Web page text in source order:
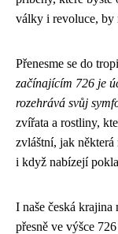
války i revoluce, by
Přenesme se do
začínajícím 726 je
rozehrává svůj
zvířata a rostliny,
zvláštní, jak některá
i když nabízejí
I naše česká
přesně ve výšce